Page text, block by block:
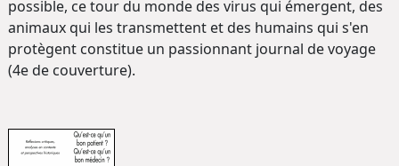
possible, ce tour du monde des virus qui émergent, des
animaux qui les transmettent et des humains qui s'en
protègent constitue un passionnant journal de voyage
(4e de couverture).